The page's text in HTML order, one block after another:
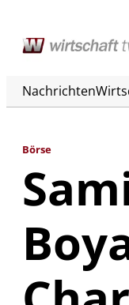
Nachrichten
Börse